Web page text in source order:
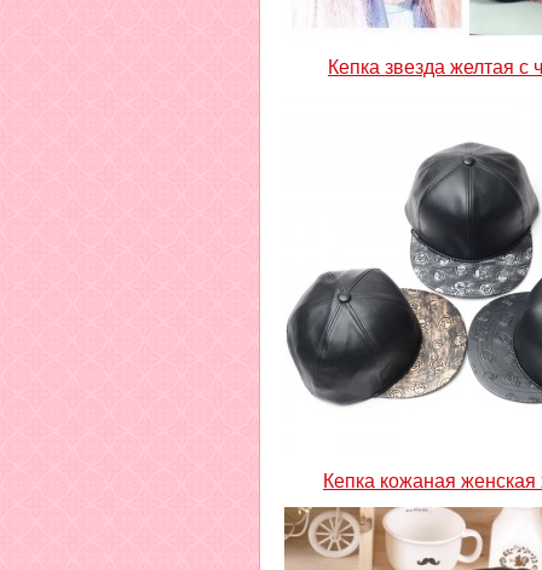
Кепка звезда желтая с
Кепка кожаная женская